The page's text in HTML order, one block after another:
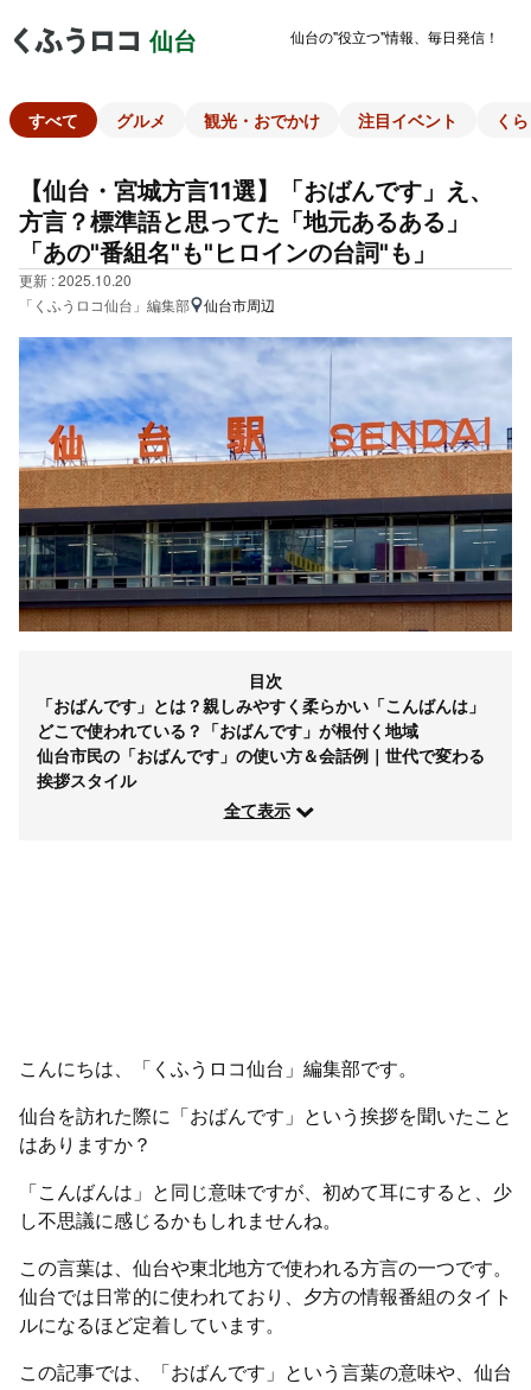
仙台 仙台の"役立つ"情報、毎日発信！
すべて グルメ 観光・おでかけ 注目イベント く
【仙台・宮城方言11選】「おばんです」え、
方言？標準語と思ってた「地元あるある」
「あの"番組名"も"ヒロインの台詞"も」
更新 : 2025.10.20
「くふうロコ仙台」編集部
仙台市周辺
目次
「おばんです」とは？親しみやすく柔らかい「こんばんは」
どこで使われている？「おばんです」が根付く地域
仙台市民の「おばんです」の使い方＆会話例｜世代で変わる
挨拶スタイル
全て表示
こんにちは、「くふうロコ仙台」編集部です。
仙台を訪れた際に「おばんです」という挨拶を聞いたこと
はありますか？
「こんばんは」と同じ意味ですが、初めて耳にすると、少
し不思議に感じるかもしれませんね。
この言葉は、仙台や東北地方で使われる方言の一つです。
仙台では日常的に使われており、夕方の情報番組のタイト
ルになるほど定着しています。
この記事では、「おばんです」という言葉の意味や、仙台